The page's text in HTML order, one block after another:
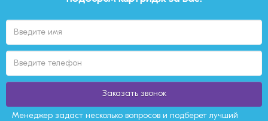
Заказать звонок
Менеджер задаст несколько вопросов и подберет лучший